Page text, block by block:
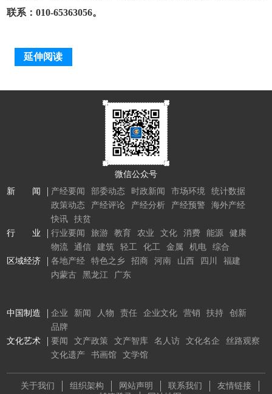
联系：010-65363056。
延伸阅读
微信公众号
新 闻
产经要闻 部委动态 时政新闻 市场环境
统计数据
政策动态
产经评论 产经分析 产经预警
海外产经
快讯
扶贫
行 业
行业要闻 旅游 教育 农业 文化 消费 能源
健康
物流
通信 建筑 轻工 化工 金属 机电
综合
区域经济
各地产经 特色之乡 招商 河南 山西 四川
福建
内蒙古
黑龙江 广东
中国制造 企业 新闻 人物 责任 企业文化 营销 扶持
创新
品牌
文化艺术
要闻 文产政策 文产智库 名人访 文化名企
丝路观察
文化遗产
书画馆 文学馆
关于我们 组织架构 网站声明 联系我们
友情链接